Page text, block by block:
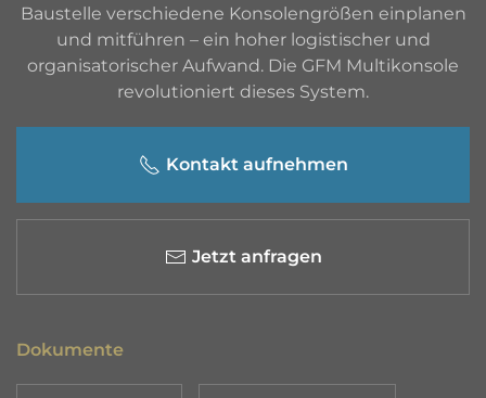
Baustelle verschiedene Konsolengrößen einplanen
und mitführen – ein hoher logistischer und
organisatorischer Aufwand. Die GFM Multikonsole
revolutioniert dieses System.
Kontakt aufnehmen
Jetzt anfragen
Dokumente